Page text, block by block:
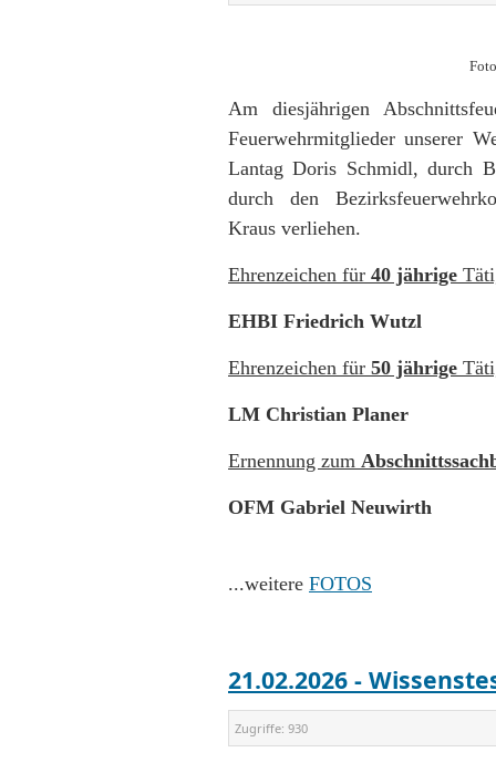
Am diesjährigen
Feuerwehrmitglieder unserer
Lantag Doris Schmidl, durch
durch den
Kraus verliehen.
Ehrenzeichen für 40 jährige
EHBI Friedrich Wutzl
Ehrenzeichen für 50 jährige
LM Christian Planer
Ernennung zum
OFM Gabriel Neuwirth
...weitere FOTOS
21.02.2026 -
Zugriffe: 930